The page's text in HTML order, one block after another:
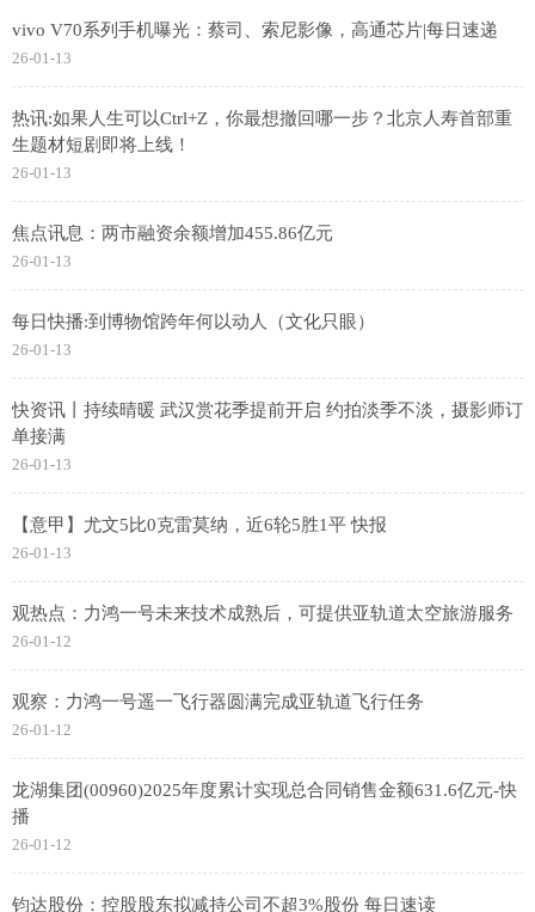
vivo V70系列手机曝光：蔡司、索尼影像，高通芯片|每日速递
26-01-13
热讯:如果人生可以Ctrl+Z，你最想撤回哪一步？北京人寿首部重
生题材短剧即将上线！
26-01-13
焦点讯息：两市融资余额增加455.86亿元
26-01-13
每日快播:到博物馆跨年何以动人（文化只眼）
26-01-13
快资讯丨持续晴暖 武汉赏花季提前开启 约拍淡季不淡，摄影师订
单接满
26-01-13
【意甲】尤文5比0克雷莫纳，近6轮5胜1平 快报
26-01-13
观热点：力鸿一号未来技术成熟后，可提供亚轨道太空旅游服务
26-01-12
观察：力鸿一号遥一飞行器圆满完成亚轨道飞行任务
26-01-12
龙湖集团(00960)2025年度累计实现总合同销售金额631.6亿元-快
播
26-01-12
钧达股份：控股股东拟减持公司不超3%股份 每日速读